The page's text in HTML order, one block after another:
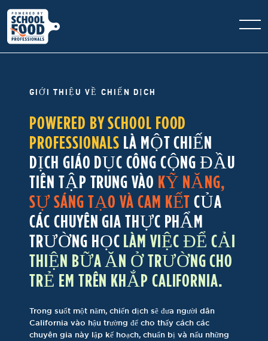
GIỚI THIỆU VỀ CHIẾN DỊCH
POWERED BY SCHOOL FOOD
PROFESSIONALS LÀ MỘT CHIẾN
DỊCH GIÁO DỤC CÔNG CỘNG ĐẦU
TIÊN TẬP TRUNG VÀO KỸ NĂNG,
SỰ SÁNG TẠO VÀ CAM KẾTCỦA
CÁC CHUYÊN GIA THỰC PHẨM
TRƯỜNG HỌCLÀM VIỆC ĐỂ CẢI
THIỆN BỮA ĂN Ở TRƯỜNG CHO
TRẺ EM TRÊN KHẮP CALIFORNIA.
Trong suốt một năm, chiến dịch sẽ đưa người dân
California vào hậu trường để cho thấy cách các
chuyên gia này lập kế hoạch, chuẩn bị và nấu những